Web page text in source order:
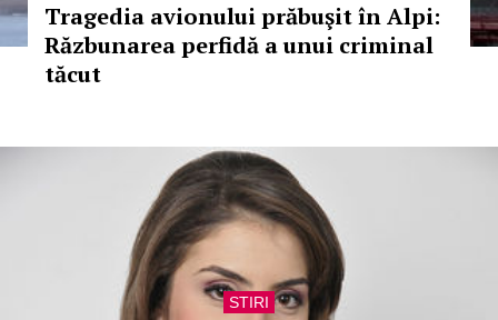
Tragedia avionului prăbuşit în Alpi:
Răzbunarea perfidă a unui criminal
tăcut
STIRI